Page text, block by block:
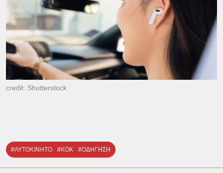
credit: Shutterstock
#ΑΥΤΟΚΙΝΗΤΟ #ΚΟΚ #ΟΔΗΓΗΣΗ